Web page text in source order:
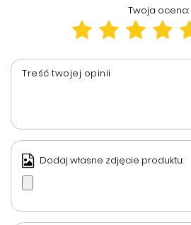
Twoja ocena:
Treść twojej opinii
Dodaj własne zdjęcie produktu: